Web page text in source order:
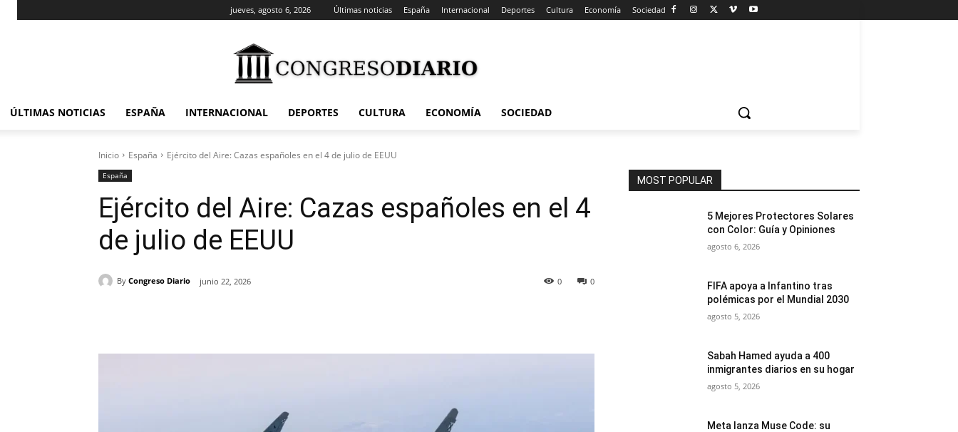
jueves, agosto 6, 2026 Últimas noticias España Internacional Deportes Cultura Economía Sociedad
ÚLTIMAS NOTICIAS ESPAÑA INTERNACIONAL DEPORTES CULTURA ECONOMÍA SOCIEDAD
Inicio España Ejército del Aire: Cazas españoles en el 4 de julio de EEUU
España
Ejército del Aire: Cazas españoles en el 4
de julio de EEUU
By Congreso Diario junio 22, 2026 0
0
MOST POPULAR
5 Mejores Protectores Solares
con Color: Guía y Opiniones
agosto 6, 2026
FIFA apoya a Infantino tras
polémicas por el Mundial 2030
agosto 5, 2026
Sabah Hamed ayuda a 400
inmigrantes diarios en su hogar
agosto 5, 2026
Meta lanza Muse Code: su